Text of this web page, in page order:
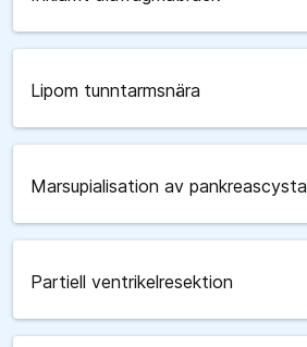
Lipom tunntarmsnära
Marsupialisation av pankreascysta
Partiell ventrikelresektion